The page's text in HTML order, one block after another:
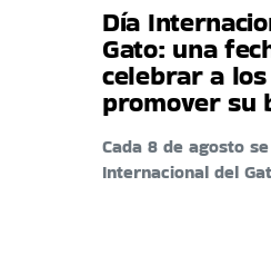
Día
Gato: una
celebrar a
promover su
Cada 8 de agosto
Internacional del